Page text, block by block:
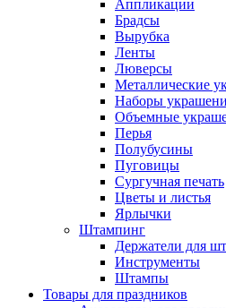
Аппликации
Брадсы
Вырубка
Ленты
Люверсы
Металлические
Наборы
Объемные
Перья
Полубусины
Пуговицы
Сургучная печать
Цветы и листья
Ярлычки
Штампинг
Держатели для
Инструменты
Штампы
Товары для праздников